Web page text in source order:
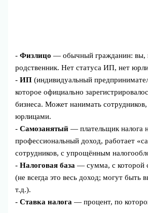
-Физлицо — обычный гражданин: вы,
родственник. Нет статуса ИП, нет
-ИП (индивидуальный
которое официально
бизнеса. Может нанимать сотрудников,
юрлицами.
-Самозанятый — плательщик налога
профессиональный доход, работает
сотрудников, с упрощённым
-Налоговая база — сумма, с которой
(не всегда это весь доход; могут быть
т.д.).
-Ставка налога — процент, по